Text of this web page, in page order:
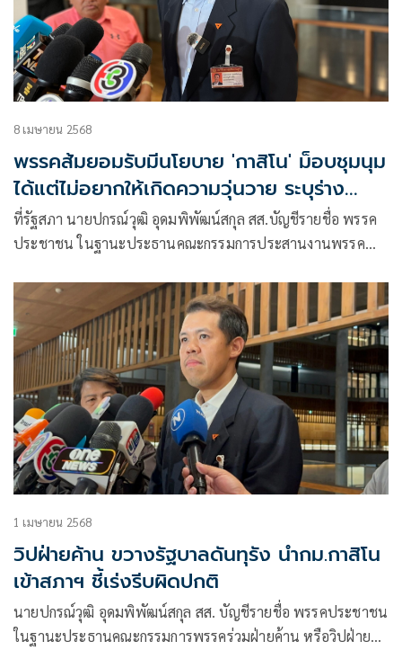
8 เมษายน 2568
พรรคส้มยอมรับมีนโยบาย 'กาสิโน' ม็อบชุมนุม
ได้แต่ไม่อยากให้เกิดความวุ่นวาย ระบุร่าง
กม.ตก นายกฯไป
ที่รัฐสภา นายปกรณ์วุฒิ อุดมพิพัฒน์สกุล สส.บัญชีรายชื่อ พรรค
ประชาชน ในฐานะประธานคณะกรรมการประสานงานพรรค
1 เมษายน 2568
วิปฝ่ายค้าน ขวางรัฐบาลดันทุรัง นำกม.กาสิโน
เข้าสภาฯ ชี้เร่งรีบผิดปกติ
นายปกรณ์วุฒิ อุดมพิพัฒน์สกุล สส. บัญชีรายชื่อ พรรคประชาชน
ในฐานะประธานคณะกรรมการพรรคร่วมฝ่ายค้าน หรือวิปฝ่าย